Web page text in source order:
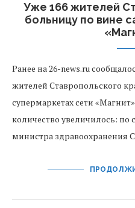
Уже 166 жителей
больницу по вине
Ранее на 26-news.ru
жителей Ставропольского
супермаркетах сети
количество увеличилось:
министра здравоохранения